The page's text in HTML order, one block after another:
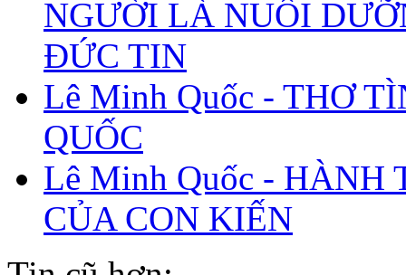
NGƯỜI LÀ NUÔI
ĐỨC TIN
Lê Minh Quốc - THƠ
QUỐC
Lê Minh Quốc - HÀNH
CỦA CON KIẾN